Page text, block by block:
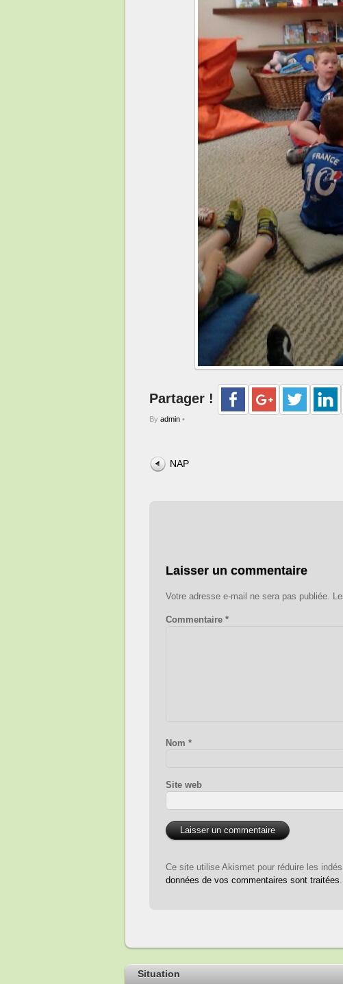
Partager !
By admin •
NAP
Laisser un commentaire
Votre adresse e-mail ne sera pas publiée.
Commentaire *
Nom *
Site web
Ce site utilise Akismet pour réduire les
données de vos commentaires sont traitées
Situation